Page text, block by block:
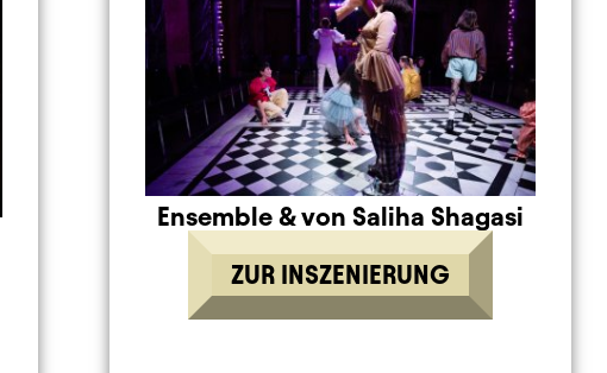
Ensemble &von Saliha Shagasi
ZUR INSZENIERUNG